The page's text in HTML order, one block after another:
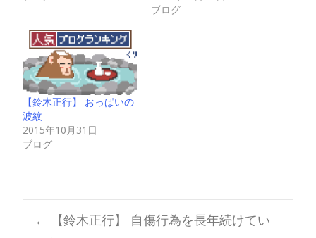
ブログ
【鈴木正行】 おっぱいの
波紋
2015年10月31日
ブログ
Post
←
【鈴木正行】 自傷行為を長年続けてい